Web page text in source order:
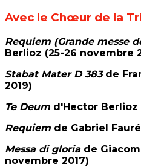
Avec le Chœur de la
Requiem (Grande messe
Berlioz (25-26 novembre
Stabat Mater D 383de
2019)
Te Deum d'Hector Berlioz
Requiem de Gabriel
Messa di gloriade
novembre 2017)